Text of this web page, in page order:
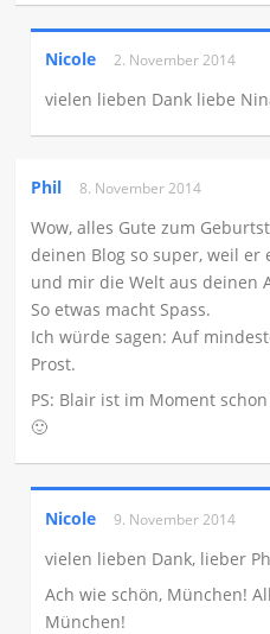
Nicole 2. November 2014
vielen lieben Dank liebe
Phil 8. November 2014
Wow, alles Gute zum
deinen Blog so super, weil
und mir die Welt aus deinen
So etwas macht Spass.
Ich würde sagen: Auf
Prost.
PS: Blair ist im Moment
🙂
Nicole 9. November 2014
vielen lieben Dank, lieber
Ach wie schön, München!
München!